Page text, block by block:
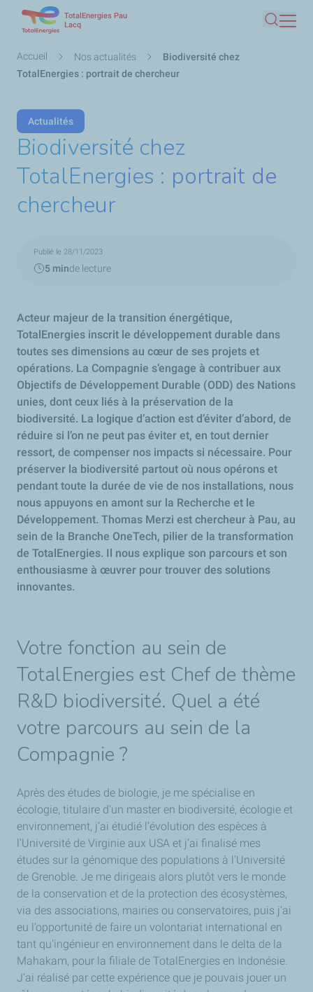
contenu
principal
TotalEnergies Pau
Lacq
Fil
d'Ariane
Accueil Nos actualités
Biodiversité chez
TotalEnergies : portrait de chercheur
Actualités
Biodiversité chez
TotalEnergies : portrait de
chercheur
Publié le 28/11/2023
5 minde lecture
Acteur majeur de la transition énergétique,
TotalEnergies inscrit le développement durable dans
toutes ses dimensions au cœur de ses projets et
opérations. La Compagnie s’engage à contribuer aux
Objectifs de Développement Durable (ODD) des Nations
unies, dont ceux liés à la préservation de la
biodiversité. La logique d’action est d’éviter d’abord, de
réduire si l’on ne peut pas éviter et, en tout dernier
ressort, de compenser nos impacts si nécessaire. Pour
préserver la biodiversité partout où nous opérons et
pendant toute la durée de vie de nos installations, nous
nous appuyons en amont sur la Recherche et le
Développement. Thomas Merzi est chercheur à Pau, au
sein de la Branche OneTech, pilier de la transformation
de TotalEnergies. Il nous explique son parcours et son
enthousiasme à œuvrer pour trouver des solutions
innovantes.
Votre fonction au sein de
TotalEnergies est Chef de thème
R&D biodiversité. Quel a été
votre parcours au sein de la
Compagnie ?
Après des études de biologie, je me spécialise en
écologie, titulaire d'un master en biodiversité, écologie et
environnement, j’ai étudié l’évolution des espèces à
l'Université de Virginie aux USA et j’ai finalisé mes
études sur la génomique des populations à l'Université
de Grenoble. Je me dirigeais alors plutôt vers le monde
de la conservation et de la protection des écosystèmes,
via des associations, mairies ou conservatoires, puis j’ai
eu l’opportunité de faire un volontariat international en
tant qu'ingénieur en environnement dans le delta de la
Mahakam, pour la filiale de TotalEnergies en Indonésie.
J’ai réalisé par cette expérience que je pouvais jouer un